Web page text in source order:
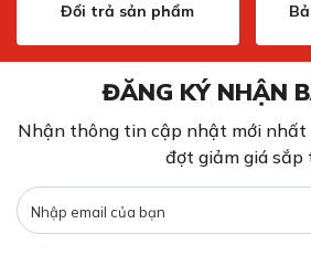
Đổi trả sản phẩm
ĐĂNG KÝ NHẬN
Nhận thông tin cập nhật mới nhất
đợt giảm giá sắp